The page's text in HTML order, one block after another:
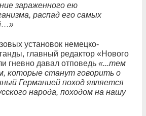
зараженного ею
распад его самых
установок немецко-
главный редактор «Нового
гневно давал отповедь «...тем
которые станут говорить о
Германией поход является
народа, походом на нашу